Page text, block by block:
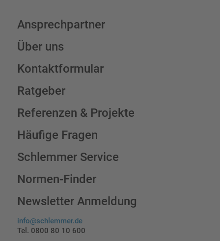
Ansprechpartner
Über uns
Kontaktformular
Ratgeber
Referenzen & Projekte
Häufige Fragen
Schlemmer Service
Normen-Finder
Newsletter Anmeldung
info@schlemmer.de
Tel. 0800 80 10 600